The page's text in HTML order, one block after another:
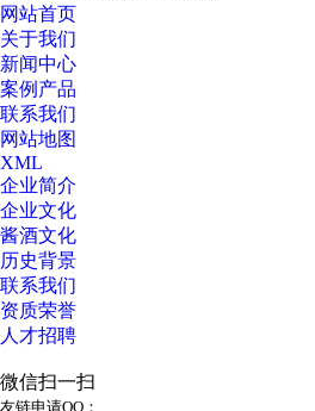
网站首页
关于我们
新闻中心
案例产品
联系我们
网站地图
XML
企业简介
企业文化
酱酒文化
历史背景
联系我们
资质荣誉
人才招聘
微信扫一扫
友链申请QQ：